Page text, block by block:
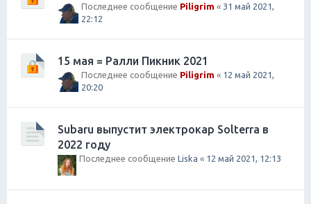
Последнее сообщение Piligrim « 31 май 2021,
22:12
15 мая = Ралли Пикник 2021
Последнее сообщение Piligrim « 12 май 2021,
20:20
Subaru выпустит электрокар Solterra в
2022 году
Последнее сообщение Liska « 12 май 2021, 12:13